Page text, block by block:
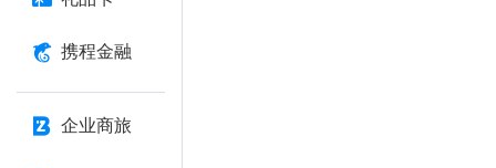
携程金融
企业商旅